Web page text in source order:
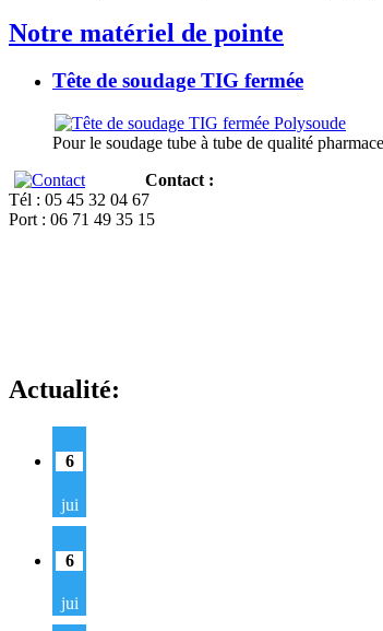
Notre matériel de pointe
Tête de soudage TIG fermée
Pour le soudage tube à tube de qualité
Contact :
Tél : 05 45 32 04 67
Port : 06 71 49 35 15
Actualité:
6
jui
6
jui